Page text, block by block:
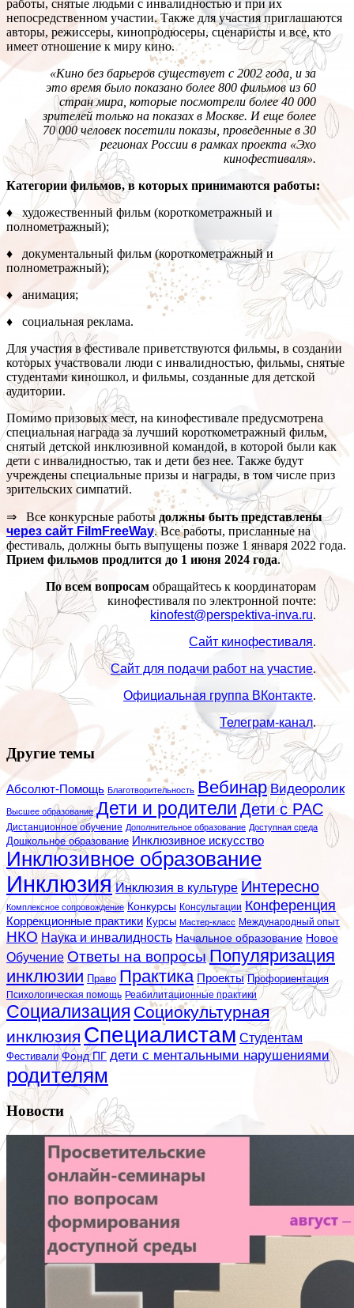
работы, снятые людьми с инвалидностью и при их
непосредственном участии. Также для участия приглашаются
авторы, режиссеры, кинопродюсеры, сценаристы и все, кто
имеет отношение к миру кино.
«Кино без барьеров существует с 2002 года, и за
это время было показано более 800 фильмов из 60
стран мира, которые посмотрели более 40 000
зрителей только на показах в Москве. И еще более
70 000 человек посетили показы, проведенные в 30
регионах России в рамках проекта «Эхо
кинофестиваля».
Категории фильмов, в которых принимаются работы:
♦ художественный фильм (короткометражный и
полнометражный);
♦ документальный фильм (короткометражный и
полнометражный);
♦ анимация;
♦ социальная реклама.
Для участия в фестивале приветствуются фильмы, в создании
которых участвовали люди с инвалидностью, фильмы, снятые
студентами киношкол, и фильмы, созданные для детской
аудитории.
Помимо призовых мест, на кинофестивале предусмотрена
специальная награда за лучший короткометражный фильм,
снятый детской инклюзивной командой, в которой были как
дети с инвалидностью, так и дети без нее. Также будут
учреждены специальные призы и награды, в том числе приз
зрительских симпатий.
⇒ Все конкурсные работы должны быть представлены
через сайт FilmFreeWay. Все работы, присланные на
фестиваль, должны быть выпущены позже 1 января 2022 года.
Прием фильмов продлится до 1 июня 2024 года.
По всем вопросам обращайтесь к координаторам
кинофестиваля по электронной почте:
kinofest@perspektiva-inva.ru.
Сайт кинофестиваля.
Сайт для подачи работ на участие.
Официальная группа ВКонтакте.
Телеграм-канал.
Другие темы
Абсолют-Помощь Благотворительность Вебинар Видеоролик
Высшее образование Дети и родители Дети с РАС
Дистанционное обучение Дополнительное образование Доступная среда
Дошкольное образование Инклюзивное искусство
Инклюзивное образование
Инклюзия Инклюзия в культуре Интересно
Комплексное сопровождение Конкурсы Консультации Конференция
Коррекционные практики Курсы Мастер-класс Международный опыт
НКО Наука и инвалидность Начальное образование Новое
Обучение Ответы на вопросы Популяризация
инклюзии Право Практика Проекты Профориентация
Психологическая помощь Реабилитационные практики
Социализация Социокультурная
инклюзия Специалистам Студентам
Фестивали Фонд ПГ дети с ментальными нарушениями
родителям
Новости